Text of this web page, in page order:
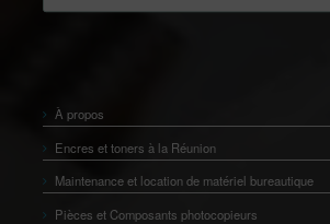
À propos
Encres et toners à la Réunion
Maintenance et location de matériel bureautique
Pièces et Composants photocopieurs